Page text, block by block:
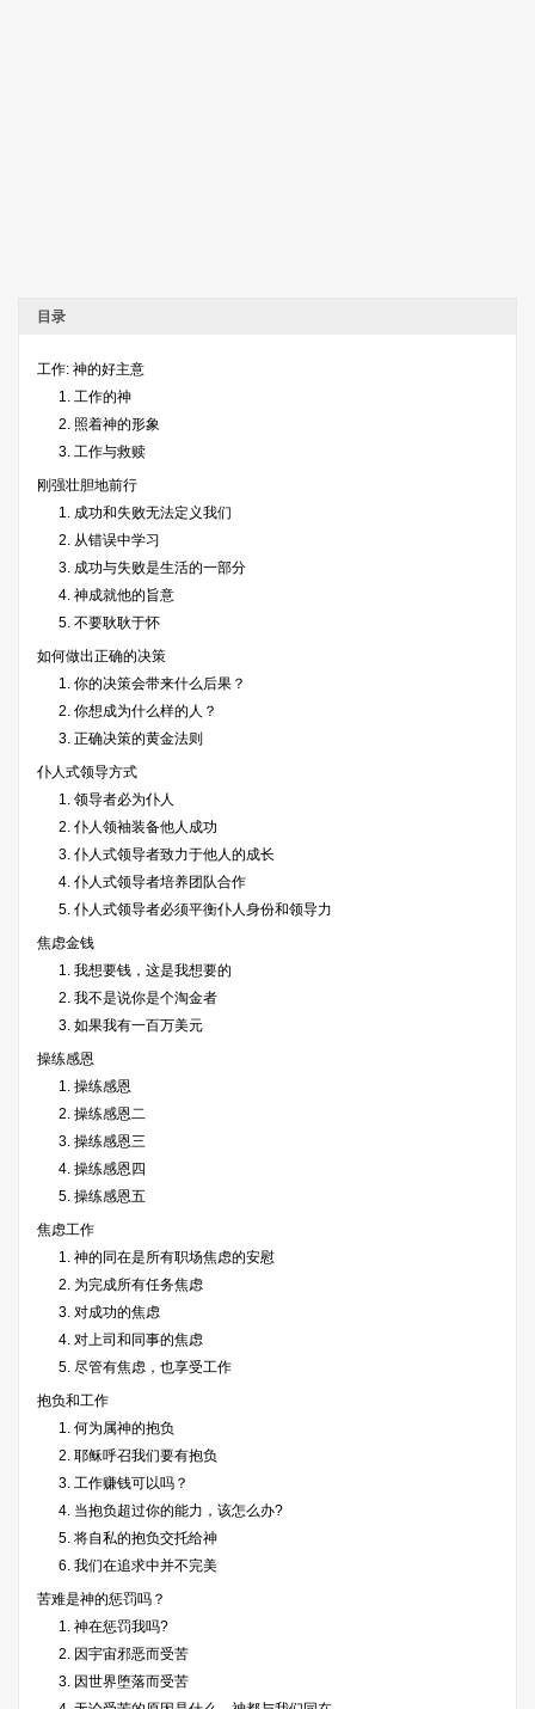
目录
工作: 神的好主意
1. 工作的神
2. 照着神的形象
3. 工作与救赎
刚强壮胆地前行
1. 成功和失败无法定义我们
2. 从错误中学习
3. 成功与失败是生活的一部分
4. 神成就他的旨意
5. 不要耿耿于怀
如何做出正确的决策
1. 你的决策会带来什么后果？
2. 你想成为什么样的人？
3. 正确决策的黄金法则
仆人式领导方式
1. 领导者必为仆人
2. 仆人领袖装备他人成功
3. 仆人式领导者致力于他人的成长
4. 仆人式领导者培养团队合作
5. 仆人式领导者必须平衡仆人身份和领导力
焦虑金钱
1. 我想要钱，这是我想要的
2. 我不是说你是个淘金者
3. 如果我有一百万美元
操练感恩
1. 操练感恩
2. 操练感恩二
3. 操练感恩三
4. 操练感恩四
5. 操练感恩五
焦虑工作
1. 神的同在是所有职场焦虑的安慰
2. 为完成所有任务焦虑
3. 对成功的焦虑
4. 对上司和同事的焦虑
5. 尽管有焦虑，也享受工作
抱负和工作
1. 何为属神的抱负
2. 耶稣呼召我们要有抱负
3. 工作赚钱可以吗？
4. 当抱负超过你的能力，该怎么办?
5. 将自私的抱负交托给神
6. 我们在追求中并不完美
苦难是神的惩罚吗？
1. 神在惩罚我吗?
2. 因宇宙邪恶而受苦
3. 因世界堕落而受苦